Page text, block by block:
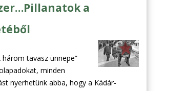
a
tavasz ünnepe”
minden
nyerhetünk abba, hogy a Kádár-